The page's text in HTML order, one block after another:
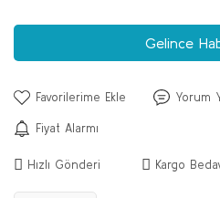
Gelince
Yorum
Fiyat Alarmı
Hızlı Gönderi Kargo